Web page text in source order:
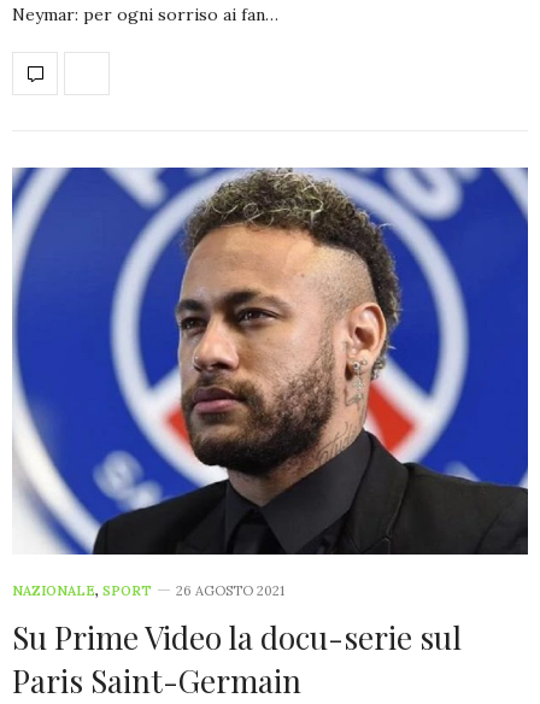
Neymar: per ogni sorriso ai fan…
NAZIONALE, SPORT 26 AGOSTO 2021
Su Prime Video la docu-serie sul
Paris Saint-Germain